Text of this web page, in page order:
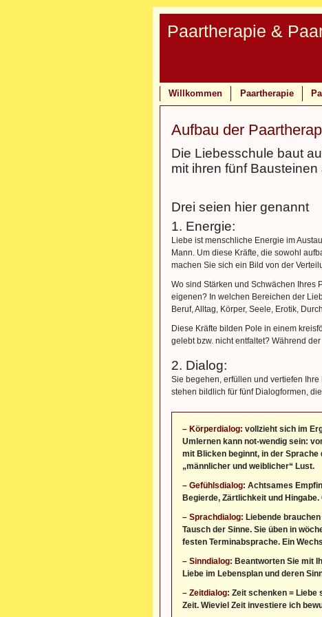
Paartherapie &
Willkommen Paartherapie
Aufbau der
Die Liebesschule baut
mit ihren fünf Bausteinen
Drei seien hier genannt
1. Energie:
Liebe ist menschliche Energie im
Mann. Um diese Kräfte, die sowohl
machen Sie sich ein Bild von der
Wo sind Stärken und Schwächen Ihres
eigenen? In welchen Bereichen der
Beruf, Alltag, Körper, Seele, Erotik,
Diese Kräfte bilden Pole in einem
gelebt bzw. nicht entfaltet? Während
2. Dialog:
Sie begehen, erfüllen und vertiefen
stehen bildlich für fünf Dialogformen,
– Körperdialog: vollzieht sich im
Umlernen kann not-wendig sein:
mit Blicken beginnt, in der
„männlicher und weiblicher“ Lust.
– Gefühlsdialog: Achtsames
Begierde, Zärtlichkeit und
– Sprachdialog: Liebende
Tausch der Sinne. Sie üben in
festen Terminabsprache. Ein
– Sinndialog: Beantworten Sie mit
Liebe im Lebensplan und deren
– Zeitdialog: Zeit schenken = Liebe
Zeit. Wieviel Zeit investiere ich